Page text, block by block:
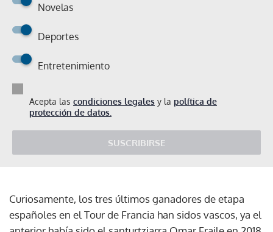
Novelas
Deportes
Entretenimiento
Acepta las condiciones legales y la política de
protección de datos.
SUSCRIBIRSE
Curiosamente, los tres últimos ganadores de etapa
españoles en el Tour de Francia han sidos vascos, ya el